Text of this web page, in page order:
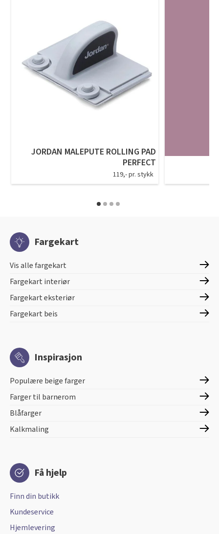
JORDAN MALEPUTE ROLLING PAD
PERFECT
119,- pr. stykk
Fargekart
Vis alle fargekart
Fargekart interiør
Fargekart eksteriør
Fargekart beis
Inspirasjon
Populære beige farger
Farger til barnerom
Blåfarger
Kalkmaling
Få hjelp
Finn din butikk
Kundeservice
Hjemlevering